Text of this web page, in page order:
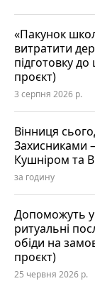
«Пакунок
витратити
підготовку
проєкт)
3 серпня 2026 р.
Вінниця
Захисниками
Кушніром та
за годину
Допоможуть у
ритуальні
обіди на
проєкт)
25 червня 2026 р.